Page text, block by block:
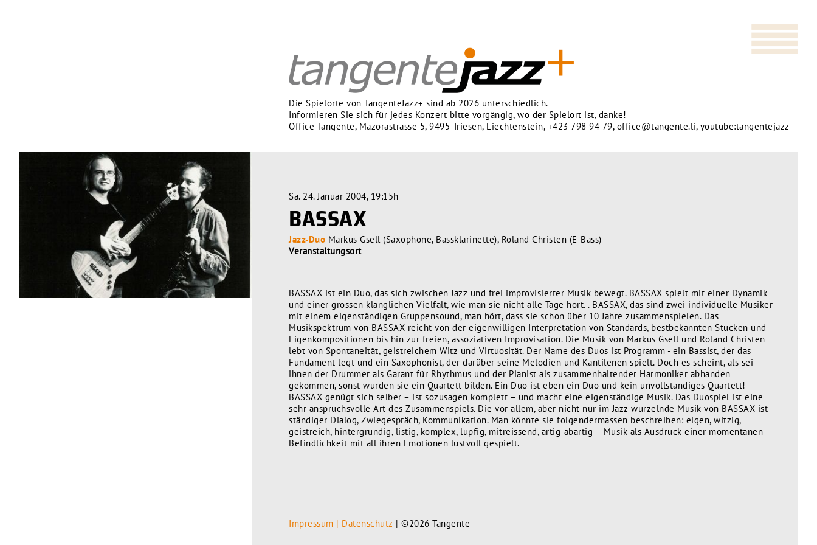
Die Spielorte von TangenteJazz+ sind ab 2026 unterschiedlich.
Informieren Sie sich für jedes Konzert bitte vorgängig, wo der Spielort ist, danke!
Office Tangente, Mazorastrasse 5, 9495 Triesen, Liechtenstein, +423 798 94 79, office@tangente.li, youtube:tangentejazz
Sa. 24. Januar 2004, 19:15h
BASSAX
Jazz-Duo Markus Gsell (Saxophone, Bassklarinette), Roland Christen (E-Bass)
Veranstaltungsort
BASSAX ist ein Duo, das sich zwischen Jazz und frei improvisierter Musik bewegt. BASSAX spielt mit einer Dynamik
und einer grossen klanglichen Vielfalt, wie man sie nicht alle Tage hört. . BASSAX, das sind zwei individuelle Musiker
mit einem eigenständigen Gruppensound, man hört, dass sie schon über 10 Jahre zusammenspielen. Das
Musikspektrum von BASSAX reicht von der eigenwilligen Interpretation von Standards, bestbekannten Stücken und
Eigenkompositionen bis hin zur freien, assoziativen Improvisation. Die Musik von Markus Gsell und Roland Christen
lebt von Spontaneität, geistreichem Witz und Virtuosität. Der Name des Duos ist Programm - ein Bassist, der das
Fundament legt und ein Saxophonist, der darüber seine Melodien und Kantilenen spielt. Doch es scheint, als sei
ihnen der Drummer als Garant für Rhythmus und der Pianist als zusammenhaltender Harmoniker abhanden
gekommen, sonst würden sie ein Quartett bilden. Ein Duo ist eben ein Duo und kein unvollständiges Quartett!
BASSAX genügt sich selber – ist sozusagen komplett – und macht eine eigenständige Musik. Das Duospiel ist eine
sehr anspruchsvolle Art des Zusammenspiels. Die vor allem, aber nicht nur im Jazz wurzelnde Musik von BASSAX ist
ständiger Dialog, Zwiegespräch, Kommunikation. Man könnte sie folgendermassen beschreiben: eigen, witzig,
geistreich, hintergründig, listig, komplex, lüpfig, mitreissend, artig-abartig – Musik als Ausdruck einer momentanen
Befindlichkeit mit all ihren Emotionen lustvoll gespielt.
Impressum | Datenschutz | ©2026 Tangente